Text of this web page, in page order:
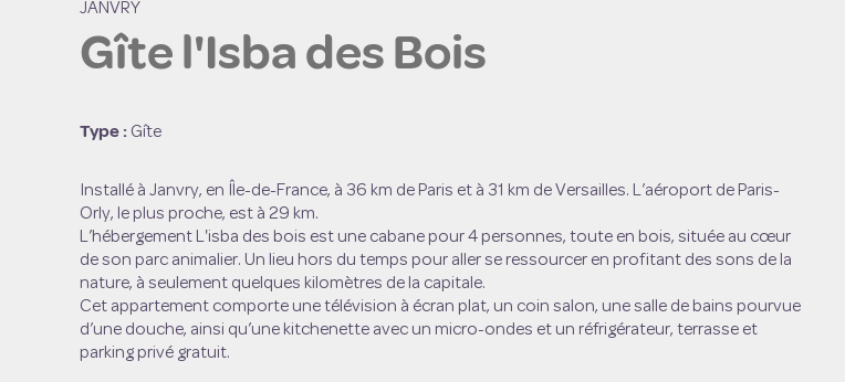
JANVRY
Gîte l'Isba des Bois
Type : Gîte
Installé à Janvry, en Île-de-France, à 36 km de Paris et à 31 km de Versailles. L’aéroport de Paris-
Orly, le plus proche, est à 29 km.
L’hébergement L'isba des bois est une cabane pour 4 personnes, toute en bois, située au cœur
de son parc animalier. Un lieu hors du temps pour aller se ressourcer en profitant des sons de la
nature, à seulement quelques kilomètres de la capitale.
Cet appartement comporte une télévision à écran plat, un coin salon, une salle de bains pourvue
d’une douche, ainsi qu’une kitchenette avec un micro-ondes et un réfrigérateur, terrasse et
parking privé gratuit.